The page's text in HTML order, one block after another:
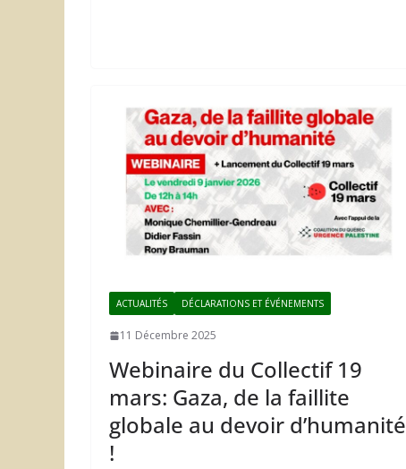
ACTUALITÉS DÉCLARATIONS ET ÉVÉNEMENTS
11 Décembre 2025
Webinaire du Collectif 19
mars: Gaza, de la faillite
globale au devoir d’humanité
!